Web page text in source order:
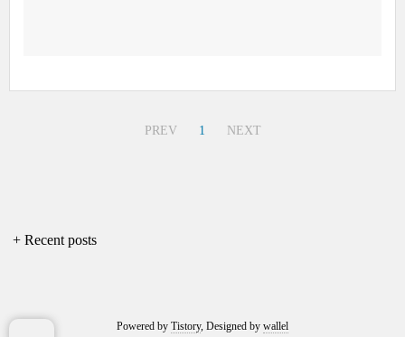
PREV 1 NEXT
+ Recent posts
Powered by Tistory, Designed by wallel